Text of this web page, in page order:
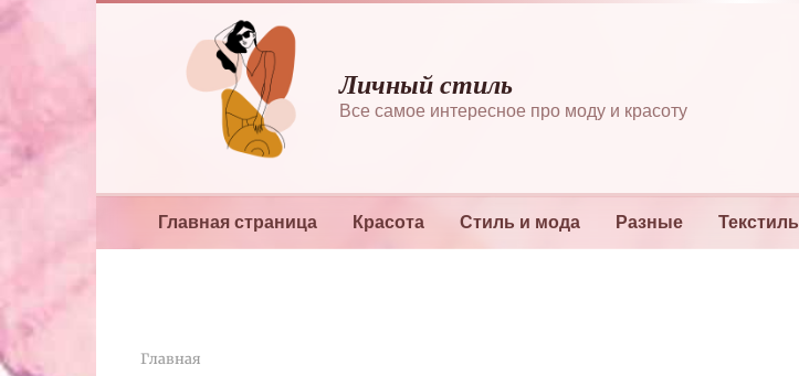
Перейти
к
Личный стиль
Все самое интересное про моду и красоту
Главная страница Красота Стиль и мода Разные Текстиль
Главная